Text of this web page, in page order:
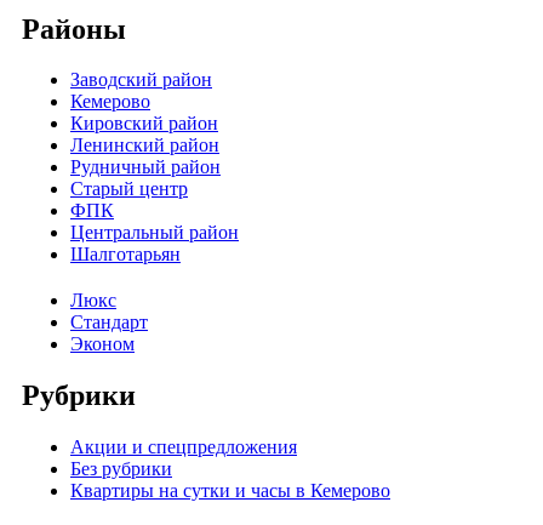
Районы
Заводский район
Кемерово
Кировский район
Ленинский район
Рудничный район
Старый центр
ФПК
Центральный район
Шалготарьян
Люкс
Стандарт
Эконом
Рубрики
Акции и спецпредложения
Без рубрики
Квартиры на сутки и часы в Кемерово